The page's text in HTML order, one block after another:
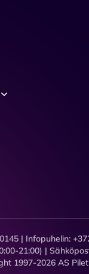
| Infopuhelin:
21:00) |
1997-2026 AS